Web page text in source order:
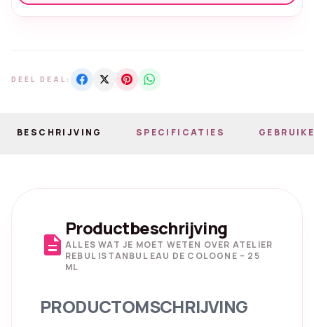
DEEL DEAL:
BESCHRIJVING SPECIFICATIES
description
Productbeschrijving
ALLES WAT JE MOET WETEN OVER ATELIER
REBUL ISTANBUL EAU DE COLOGNE – 25
ML
PRODUCTOMSCHRIJVING